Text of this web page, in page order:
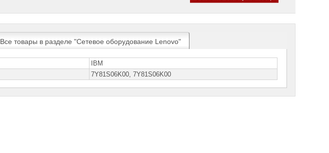
Все товары в разделе "Сетевое оборудование Lenovo"
IBM
7Y81S06K00, 7Y81S06K00